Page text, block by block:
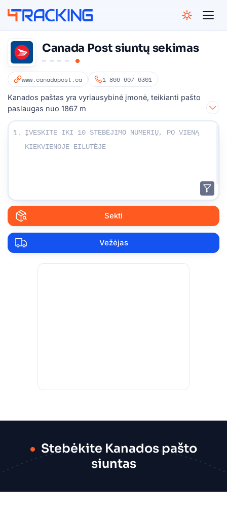
Canada Post siuntų sekimas
www.canadapost.ca 1 866 607 6301
Kanados paštas yra vyriausybinė įmonė, teikianti pašto
paslaugas nuo 1867 m
Įveskite stebėjimo numerius:
1.
Sekti
Vežėjas
Stebėkite Kanados pašto
siuntas